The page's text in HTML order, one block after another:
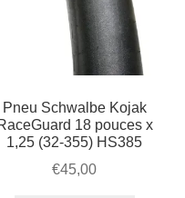
Pneu Schwalbe Kojak
18 pouces x
1,25 (32-355) HS385
€45,00